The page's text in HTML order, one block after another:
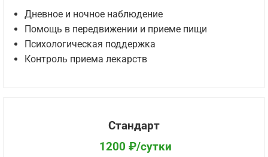
Дневное и ночное наблюдение
Помощь в передвижении и приеме пищи
Психологическая поддержка
Контроль приема лекарств
Стандарт
1200 ₽/сутки